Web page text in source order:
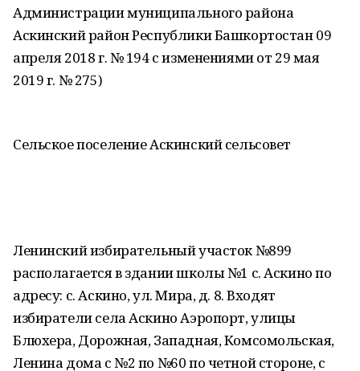
Администрации муниципального района
Аскинский район Республики Башкортостан 09
апреля 2018 г. № 194 с изменениями от 29 мая
2019 г. № 275)
Сельское поселение Аскинский сельсовет
Ленинский избирательный участок №899
располагается в здании школы №1 с. Аскино по
адресу: с. Аскино, ул. Мира, д. 8. Входят
избиратели cела Аскино Аэропорт, улицы
Блюхера, Дорожная, Западная, Комсомольская,
Ленина дома с №2 по №60 по четной стороне, с